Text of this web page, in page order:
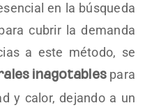
en la búsqueda
cubrir la demanda
a este método, se
inagotables para
y calor, dejando a un